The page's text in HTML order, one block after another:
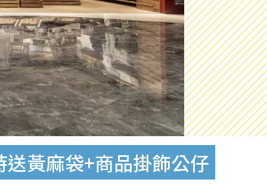
黃麻袋+商品掛飾公仔